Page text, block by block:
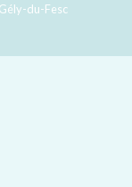
du-Fesc